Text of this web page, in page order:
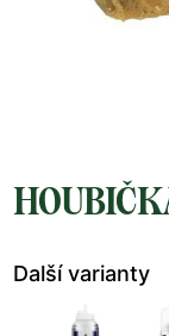
Další varianty